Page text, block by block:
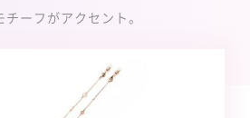
チーフがアクセント。